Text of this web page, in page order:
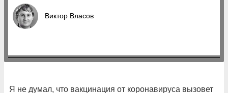
Виктор Власов
Я не думал, что вакцинация от коронавируса вызовет